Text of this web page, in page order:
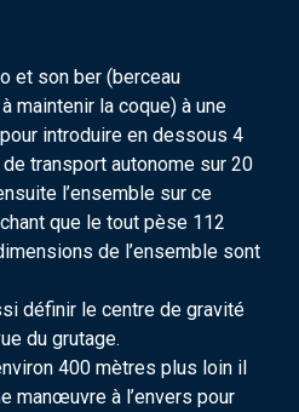
et son ber (berceau
maintenir la coque) à une
introduire en dessous 4
transport autonome sur 20
l’ensemble sur ce
que le tout pèse 112
de l’ensemble sont
définir le centre de gravité
du grutage.
400 mètres plus loin il
manœuvre à l’envers pour